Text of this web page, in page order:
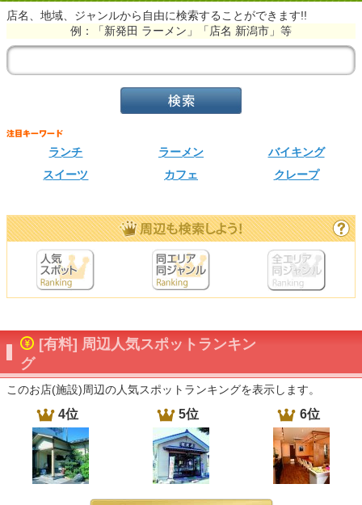
店名、地域、ジャンルから自由に検索することができます!!
例：「新発田 ラーメン」「店名 新潟市」等
ランチ ラーメン
バイキング
スイーツ
カフェ クレープ
[有料] 周辺人気スポットランキン
グ
このお店(施設)周辺の人気スポットランキングを表示します。
4位 5位 6位